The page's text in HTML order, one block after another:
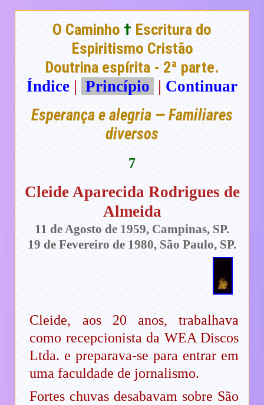
O Caminho † Escritura do
Espiritismo Cristão
Doutrina espírita - 2ª parte.
Índice | Princípio | Continuar
Esperança e alegria — Familiares
diversos
7
Cleide Aparecida Rodrigues de
Almeida
11 de Agosto de 1959, Campinas, SP.
19 de Fevereiro de 1980, São Paulo, SP.
Cleide, aos 20 anos, trabalhava
como recepcionista da WEA Discos
Ltda. e preparava-se para entrar em
uma faculdade de jornalismo.
Fortes chuvas desabavam sobre São